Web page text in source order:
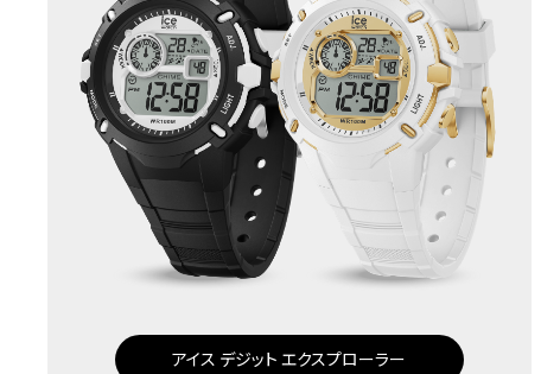
アイス デジット エクスプローラー